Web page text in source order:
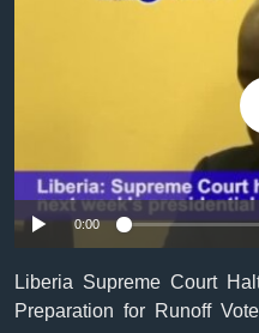
ቋንቋዎች
No media
0:00
Liberia Supreme Court
Preparation for Runoff Vote